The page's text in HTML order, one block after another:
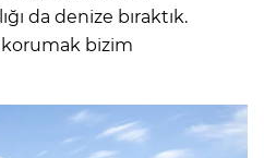
da denize bıraktık.
bizim